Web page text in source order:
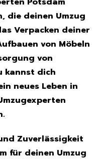
die deinen Umzug
Verpacken deiner
von Möbeln
von
kannst dich
neues Leben in
Zuverlässigkeit
für deinen Umzug